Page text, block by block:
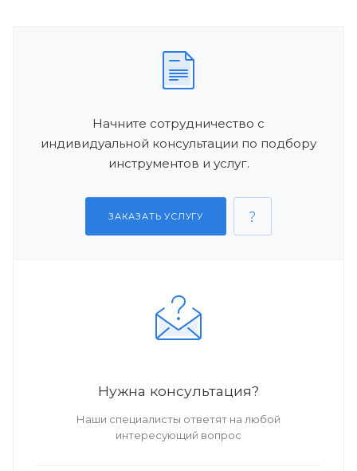
Начните сотрудничество с
индивидуальной консультации по подбору
инструментов и услуг.
ЗАКАЗАТЬ УСЛУГУ
Нужна консультация?
Наши специалисты ответят на любой
интересующий вопрос